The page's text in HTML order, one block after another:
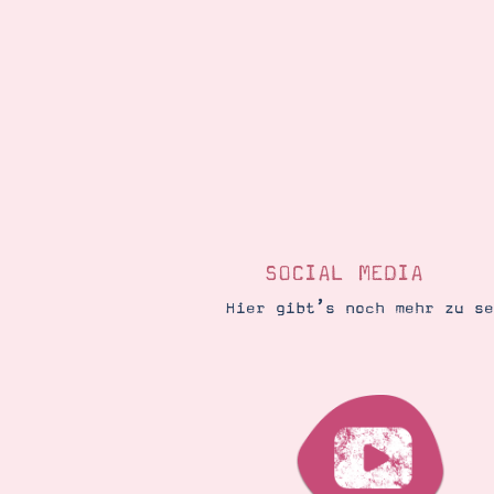
SOCIAL MEDIA
Hier gibt’s noch mehr zu